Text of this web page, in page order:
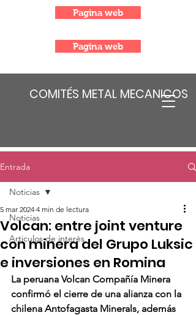
COMITÉS METAL MECANICOS
Pagina web
Pagina web
Entrada
Noticias
Articulos de interés
Noticias
Volcan: entre joint venture
con minera del Grupo Luksic
e inversiones en Romina
5 mar 2024 4 min de lectura
La peruana Volcan Compañía Minera
confirmó el cierre de una alianza con la
chilena Antofagasta Minerals, además